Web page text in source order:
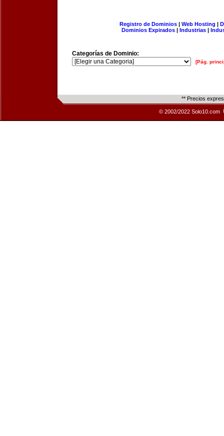
Registro de Dominios| Web Hosting |
Dominios Expirados | Industrias |
Categorías de Dominio:
[Pág.
** Precios
© 2002/2022 Solo10.com